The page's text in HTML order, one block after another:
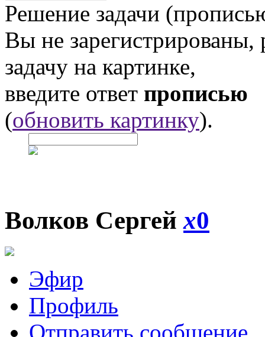
Решение задачи
Вы не
задачу на картинке,
введите ответ прописью
(обновить картинку).
Волков Сергейx0
Эфир
Профиль
Отправить сообщение